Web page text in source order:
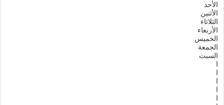
الأحد
الأثنين
الثلاثاء
الأربعاء
الخميس
الجمعة
السبت
ا
ا
ا
ا
ا